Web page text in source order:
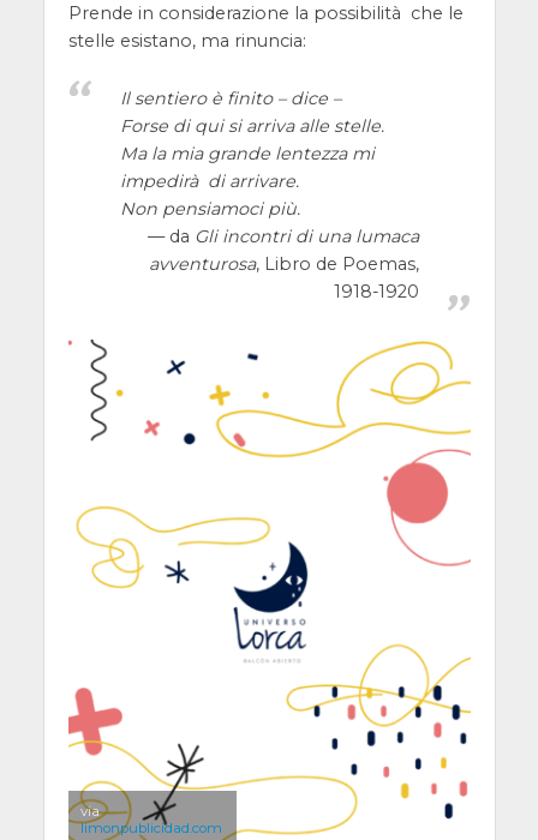
Prende in considerazione la possibilità che le
stelle esistano, ma rinuncia:
Il sentiero è finito – dice –
Forse di qui si arriva alle stelle.
Ma la mia grande lentezza mi
impedirà di arrivare.
Non pensiamoci più.
da Gli incontri di una lumaca
avventurosa, Libro de Poemas,
1918-1920
via
limonpublicidad.com